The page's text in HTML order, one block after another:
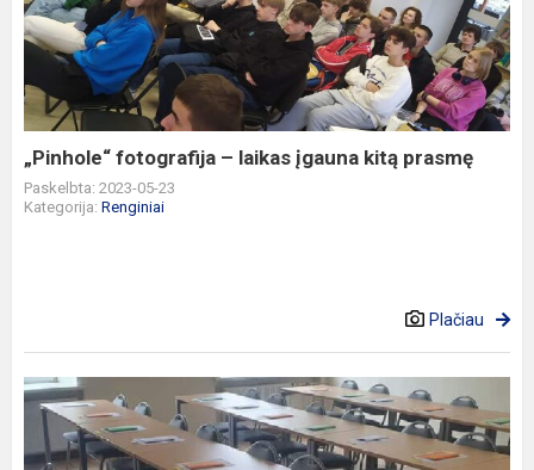
–
laikas
įgauna
kitą
prasmę
„Pinhole“ fotografija – laikas įgauna kitą prasmę
Paskelbta: 2023-05-23
Kategorija: Renginiai
Plačiau
XXII-
Nacionalinį